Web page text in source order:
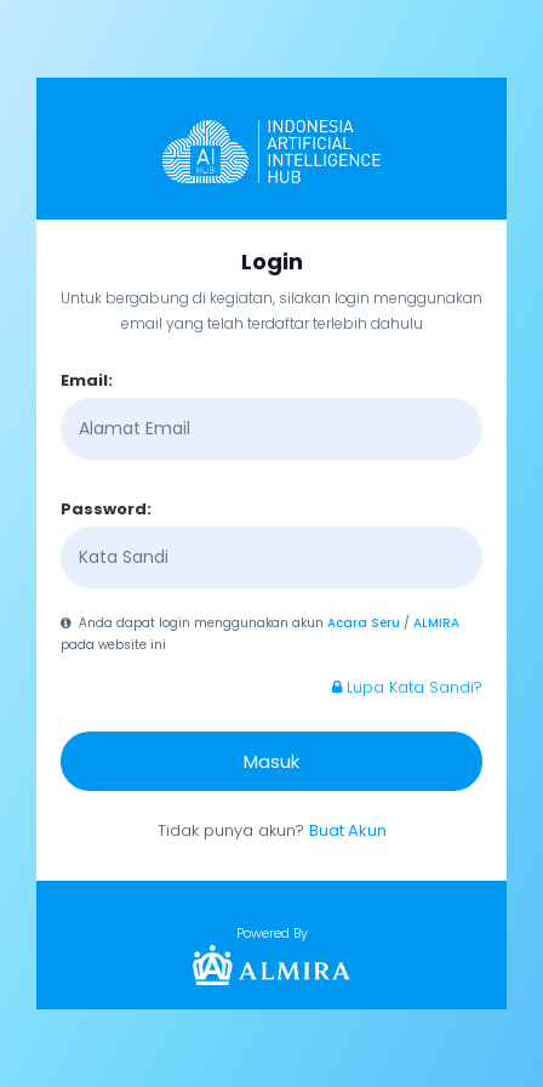
Login
Untuk bergabung di kegiatan, silakan login menggunakan
email yang telah terdaftar terlebih dahulu
Email:
Password:
Anda dapat login menggunakan akunAcara Seru /ALMIRA
pada website ini
Lupa Kata Sandi?
Masuk
Tidak punya akun? Buat Akun
Powered By